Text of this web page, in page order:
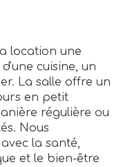
location une
cuisine, un
La salle offre un
en petit
régulière ou
Nous
la santé,
et le bien-être